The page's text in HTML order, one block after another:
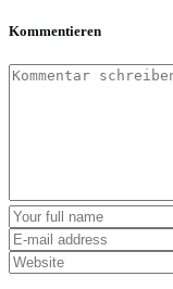
Kommentieren